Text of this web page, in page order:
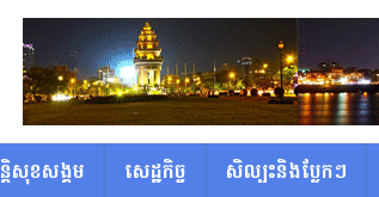
តិសុខសង្គម សេដ្ឋកិច្ច សិល្បះនិងប្លែកៗ